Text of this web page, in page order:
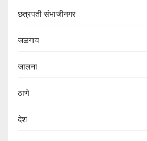
छत्रपती संभाजीनगर
जळगाव
जालना
ठाणे
देश